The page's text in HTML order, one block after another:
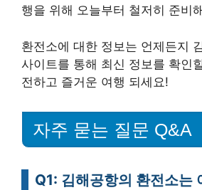
행을 위해 오늘부터 철저히 준비
환전소에 대한 정보는 언제든지
사이트를 통해 최신 정보를 확인
전하고 즐거운 여행 되세요!
자주 묻는 질문 Q&A
Q1: 김해공항의 환전소는